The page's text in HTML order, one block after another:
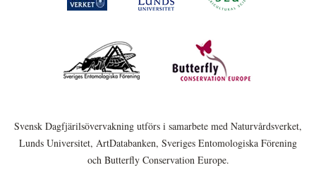
Svensk Dagfjärilsövervakning utförs i samarbete med Naturvårdsverket,
Lunds Universitet, ArtDatabanken, Sveriges Entomologiska Förening
och Butterfly Conservation Europe.